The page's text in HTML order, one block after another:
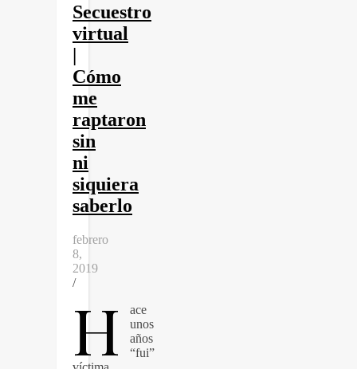
Secuestro
virtual
|
Cómo
me
raptaron
sin
ni
siquiera
saberlo
febrero
8,
2019
/
H
ace
unos
años
“fui”